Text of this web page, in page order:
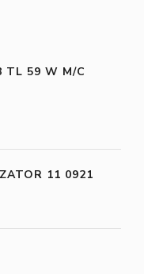
TL 59 W M/C
11 0921